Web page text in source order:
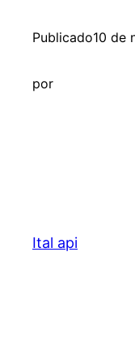
Publicado10 de
por
Ital api